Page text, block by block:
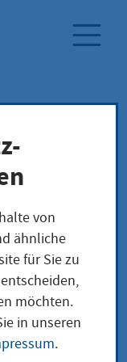
von
ähnliche
für Sie zu
möchten.
in unseren
.